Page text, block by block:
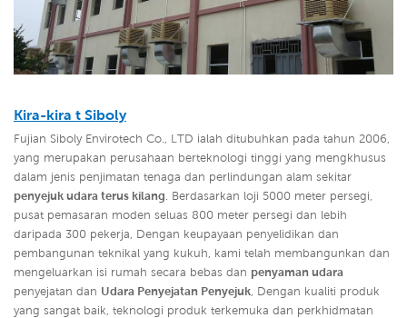
Kira-kira t Siboly
Fujian Siboly Envirotech Co., LTD ialah ditubuhkan pada tahun 2006,
yang merupakan perusahaan berteknologi tinggi yang mengkhusus
dalam jenis penjimatan tenaga dan perlindungan alam sekitar
penyejuk udara terus kilang . Berdasarkan loji 5000 meter persegi,
pusat pemasaran moden seluas 800 meter persegi dan lebih
daripada 300 pekerja, Dengan keupayaan penyelidikan dan
pembangunan teknikal yang kukuh, kami telah membangunkan dan
mengeluarkan isi rumah secara bebas dan penyaman udara
penyejatan dan Udara Penyejatan Penyejuk Dengan kualiti produk
yang sangat baik, teknologi produk terkemuka dan perkhidmatan